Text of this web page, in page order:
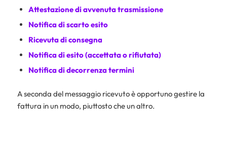
Attestazione di avvenuta trasmissione
Notifica di scarto esito
Ricevuta di consegna
Notifica di esito (accettata o rifiutata)
Notifica di decorrenza termini
A seconda del messaggio ricevuto è opportuno gestire la
fattura in un modo, piuttosto che un altro.